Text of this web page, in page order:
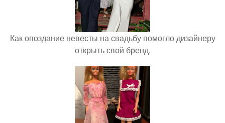
Как опоздание невесты на свадьбу помогло дизайнеру
открыть свой бренд.